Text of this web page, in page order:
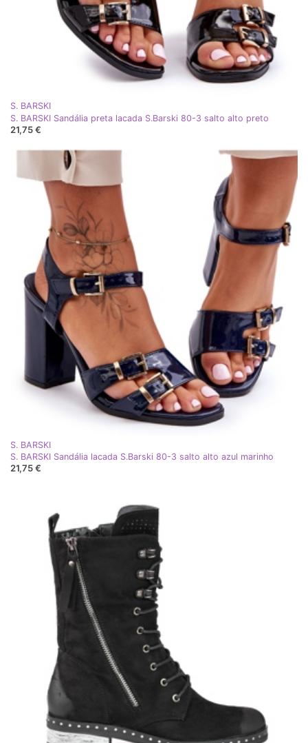
S. BARSKI
S. BARSKI Sandália preta lacada S.Barski 80-3 salto alto preto
21,75 €
S. BARSKI
S. BARSKI Sandália lacada S.Barski 80-3 salto alto azul marinho
21,75 €